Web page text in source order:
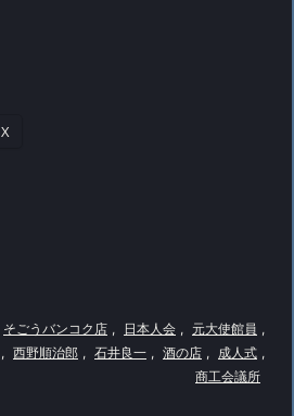
X
そごうバンコク店 , 日本人会 , 元大使館員 ,
, 西野順治郎 , 石井良一 , 酒の店 , 成人式 ,
商工会議所